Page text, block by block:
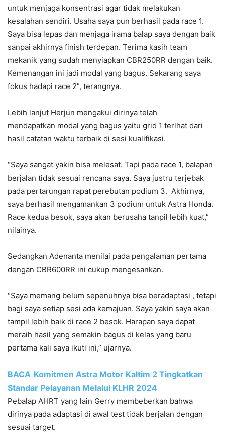
untuk menjaga konsentrasi agar tidak melakukan
kesalahan sendiri. Usaha saya pun berhasil pada race 1.
Saya bisa lepas dan menjaga irama balap saya dengan baik
sanpai akhirnya finish terdepan. Terima kasih team
mekanik yang sudah menyiapkan CBR250RR dengan baik.
Kemenangan ini jadi modal yang bagus. Sekarang saya
fokus hadapi race 2”, terangnya.
Lebih lanjut Herjun mengakui dirinya telah
mendapatkan modal yang bagus yaitu grid 1 terlhat dari
hasil catatan waktu terbaik di sesi kualifikasi.
“Saya sangat yakin bisa melesat. Tapi pada race 1, balapan
berjalan tidak sesuai rencana saya. Saya justru terjebak
pada pertarungan rapat perebutan podium 3. Akhirnya,
saya berhasil mengamankan 3 podium untuk Astra Honda.
Race kedua besok, saya akan berusaha tanpil lebih kuat,”
nilainya.
Sedangkan Adenanta menilai pada pengalaman pertama
dengan CBR600RR ini cukup mengesankan.
“Saya memang belum sepenuhnya bisa beradaptasi , tetapi
bagi saya setiap sesi ada kemajuan. Saya yakin saya akan
tampil lebih baik di race 2 besok. Harapan saya dapat
meraih hasil yang semakin bagus di kelas yang baru
pertama kali saya ikuti ini,” ujarnya.
BACA Komitmen Astra Motor Kaltim 2 Tingkatkan
Standar Pelayanan Melalui KLHR 2024
Pebalap AHRT yang lain Gerry membeberkan bahwa
dirinya pada adaptasi di awal test tidak berjalan dengan
sesuai target.